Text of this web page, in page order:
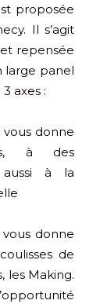
proposée
Il s’agit
repensée
large panel
axes :
donne
à des
aussi à la
vous donne
de
les Making.